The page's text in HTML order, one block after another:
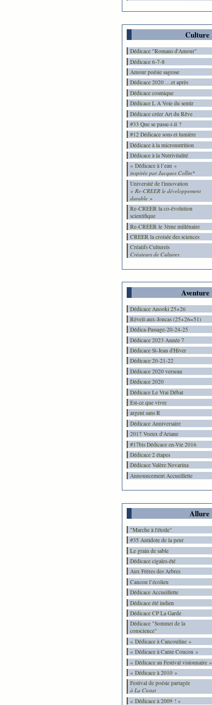
Culture
Dédicace "Romans d'Amour"
Dédicace 6-7-8
Amour poésie sagesse
Dédicace 2020 …et après
Dédicace cosmique
Dédicace L A Voie du sentir
Dédicace créer Art du Rêve
#33 Que se passe-t-il ?
#12 Dédicace sons et lumière
Dédicace à la micronutrition
Dédicace à la Nutrivitalité
« Dédicace à l’eau »
inspirée par Jacques Collin*
Université de l'innovation
« Re-CREER le développement
durable »
Re-CREER la co-évolution
scientifique
Re-CREER le 3ème millénaire
CREER la croisée des sciences
Créatifs Culturels
Créateurs de Cultures
Aventure
Dédicace Anooki 25+26
Réveil-aux-Joncas (25+26=51)
Dédica-Passage-20-24-25
Dédicace 2023 Année 7
Dédicace St-Jean d'Hiver
Dédicace 20-21-22
Dédicace 2020 verseau
Dédicace 2020
Dédicace Le Vrai Débat
Est-ce que vivre
argent sans R
Dédicace Anniversaire
2017 Voeux d'Ariane
#17bis Dédicace en-Vie 2016
Dédicace 2 étapes
Dédicace Valère Novarina
Announcement Accueillette
Allure
"Marche à l'étoile"
#35 Antidote de la peur
Le grain de sable
Dédicace cigales-été
Aux Frères des Arbres
Cancou l’écolieu
Dédicace Accueillette
Dédicace été indien
Dédicace CP La Garde
Dédicace "Sommet de la
conscience"
« Dédicace à Cancouline »
« Dédicace à Cante Coucou »
« Dédicace au Festival visionnaire »
« Dédicace à 2010 »
Festival de poésie partagée
à La Ciotat
« Dédicace à 2009 ! »